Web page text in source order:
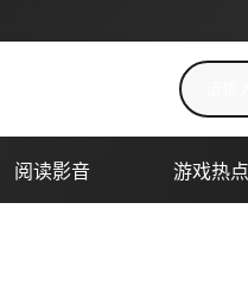
搜索关键
阅读影音 游戏热